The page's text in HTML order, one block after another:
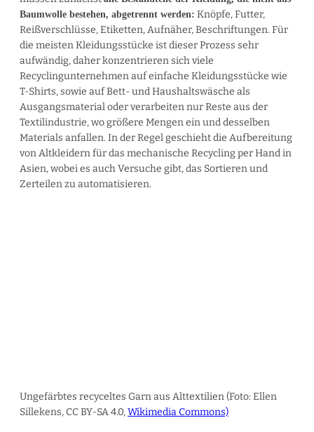
Baumwolle bestehen, abgetrennt werden: Knöpfe, Futter,
Reißverschlüsse, Etiketten, Aufnäher, Beschriftungen. Für
die meisten Kleidungsstücke ist dieser Prozess sehr
aufwändig, daher konzentrieren sich viele
Recyclingunternehmen auf einfache Kleidungsstücke wie
T-Shirts, sowie auf Bett- und Haushaltswäsche als
Ausgangsmaterial oder verarbeiten nur Reste aus der
Textilindustrie, wo größere Mengen ein und desselben
Materials anfallen. In der Regel geschieht die Aufbereitung
von Altkleidern für das mechanische Recycling per Hand in
Asien, wobei es auch Versuche gibt, das Sortieren und
Zerteilen zu automatisieren.
Ungefärbtes recyceltes Garn aus Alttextilien (Foto: Ellen
Sillekens, CC BY-SA 4.0,Wikimedia Commons)